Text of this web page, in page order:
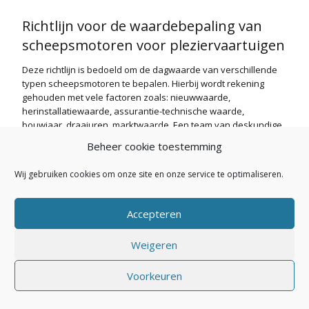
Beheer cookie toestemming
Wij gebruiken cookies om onze site en onze service te optimaliseren.
Accepteren
Weigeren
Voorkeuren
Richtlijn voor de waardebepaling van
scheepsmotoren voor pleziervaartuigen
Deze richtlijn is bedoeld om de dagwaarde van verschillende
typen scheepsmotoren te bepalen. Hierbij wordt rekening
gehouden met vele factoren zoals: nieuwwaarde,
herinstallatiewaarde, assurantie-technische waarde,
bouwjaar, draaiuren, marktwaarde. Een team van deskundige
een afschrijvingsformule ontwikkeld.
secretariaat.nvep@gmail.com- Powered by
Websites